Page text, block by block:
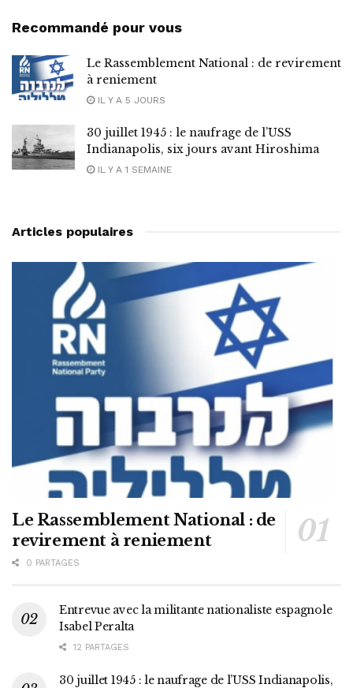
Recommandé pour vous
Le Rassemblement National : de revirement
à reniement
IL Y A 5 JOURS
30 juillet 1945 : le naufrage de l’USS
Indianapolis, six jours avant Hiroshima
IL Y A 1 SEMAINE
Articles populaires
Le Rassemblement National : de
revirement à reniement
0 PARTAGES
Entrevue avec la militante nationaliste espagnole
Isabel Peralta
12 PARTAGES
30 juillet 1945 : le naufrage de l’USS Indianapolis,